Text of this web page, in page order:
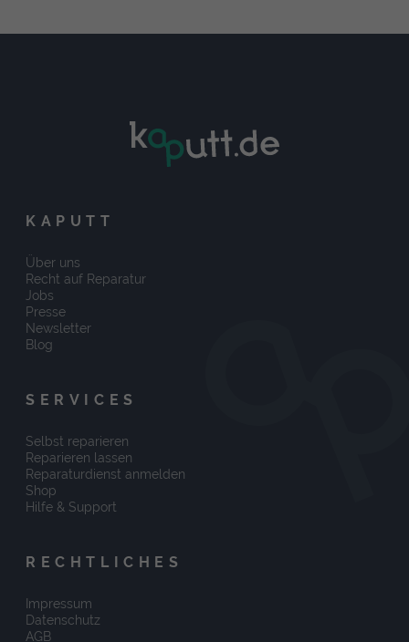
KAPUTT
Über uns
Recht auf Reparatur
Jobs
Presse
Newsletter
Blog
SERVICES
Selbst reparieren
Reparieren lassen
Reparaturdienst anmelden
Shop
Hilfe & Support
RECHTLICHES
Impressum
Datenschutz
AGB